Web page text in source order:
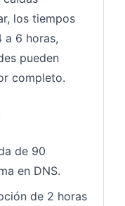
los tiempos
a 6 horas,
pueden
completo.
de 90
en DNS.
de 2 horas